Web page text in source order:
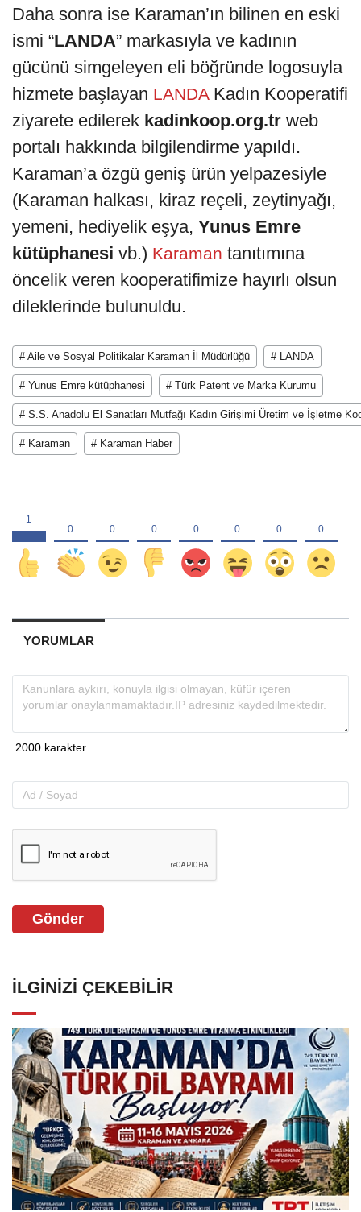
Daha sonra ise Karaman’ın bilinen en eski
ismi “LANDA” markasıyla ve kadının
gücünü simgeleyen eli böğründe logosuyla
hizmete başlayan LANDA Kadın Kooperatifi
ziyarete edilerek kadinkoop.org.tr web
portalı hakkında bilgilendirme yapıldı.
Karaman’a özgü geniş ürün yelpazesiyle
(Karaman halkası, kiraz reçeli, zeytinyağı,
yemeni, hediyelik eşya, Yunus Emre
kütüphanesi vb.) Karaman tanıtımına
öncelik veren kooperatifimize hayırlı olsun
dileklerinde bulunuldu.
# Aile ve Sosyal Politikalar Karaman İl Müdürlüğü # LANDA
# Yunus Emre kütüphanesi # Türk Patent ve Marka Kurumu
# S.S. Anadolu El Sanatları Mutfağı Kadın Girişimi Üretim ve İşletme
# Karaman # Karaman Haber
YORUMLAR
Gönder
İLGINIZI ÇEKEBILIR